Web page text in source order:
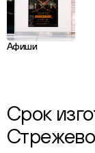
Афиши
Срок